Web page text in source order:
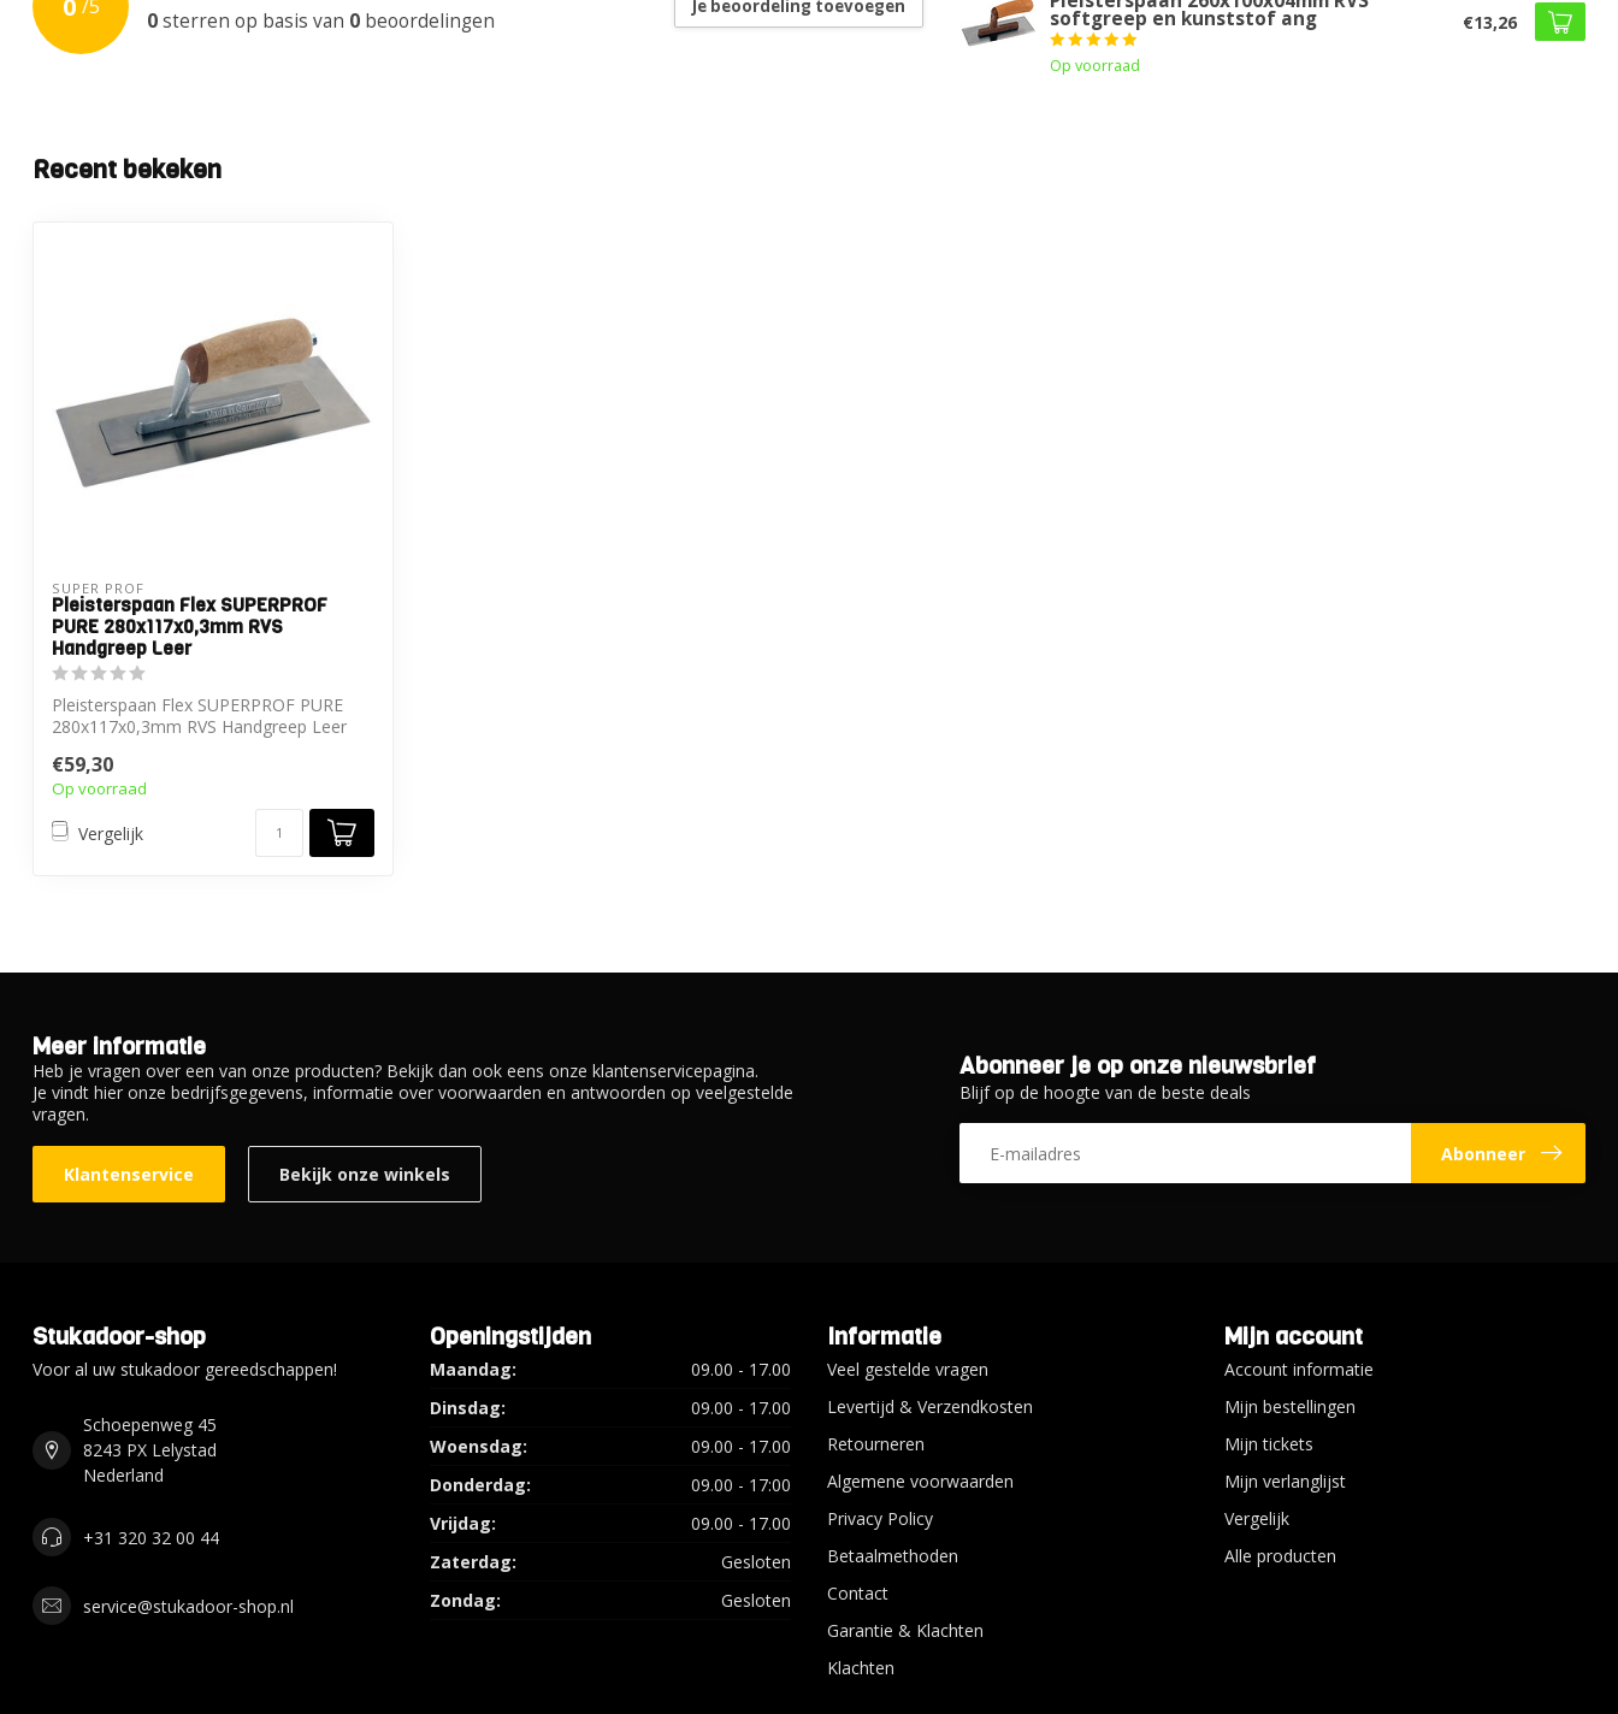
/5
0sterren op basis van 0 beoordelingen
Je beoordeling toevoegen softgreep en kunststof ang
Op voorraad
€13,26
Recent bekeken
SUPER PROF
Pleisterspaan Flex SUPERPROF
PURE 280x117x0,3mm RVS
Handgreep Leer
Pleisterspaan Flex SUPERPROF PURE
280x117x0,3mm RVS Handgreep Leer
€59,30
Op voorraad
Vergelijk
Meer informatie
Heb je vragen over een van onze producten? Bekijk dan ook eens onze klantenservicepagina.
Je vindt hier onze bedrijfsgegevens, informatie over voorwaarden en antwoorden op veelgestelde
vragen.
Klantenservice Bekijk onze winkels
Abonneer je op onze nieuwsbrief
Blijf op de hoogte van de beste deals
Abonneer
Stukadoor-shop
Voor al uw stukadoor gereedschappen!
Schoepenweg 45
8243 PX Lelystad
Nederland
+31 320 32 00 44
service@stukadoor-shop.nl
Openingstijden
Maandag:
09.00 - 17.00
Dinsdag:
09.00 - 17.00
Woensdag:
09.00 - 17.00
Donderdag:
09.00 - 17:00
Vrijdag:
09.00 - 17.00
Zaterdag:
Gesloten
Zondag:
Gesloten
Informatie
Veel gestelde vragen
Levertijd & Verzendkosten
Retourneren
Algemene voorwaarden
Privacy Policy
Betaalmethoden
Contact
Garantie & Klachten
Klachten
Mijn account
Account informatie
Mijn bestellingen
Mijn tickets
Mijn verlanglijst
Vergelijk
Alle producten